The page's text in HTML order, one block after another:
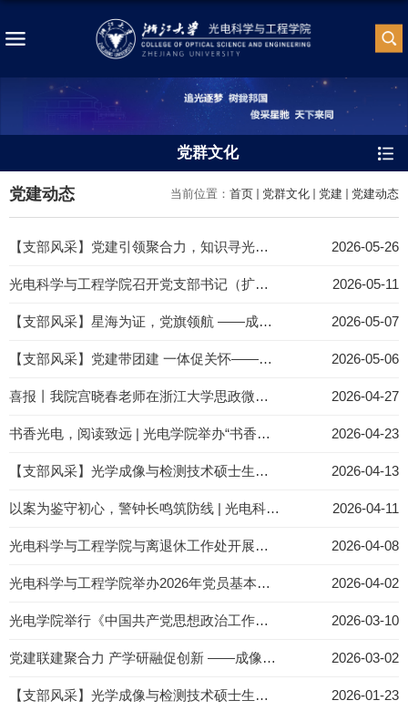
党群文化
当前位置： 首页 党群文化 党建 党建动态
党建动态
【支部风采】党建引领聚合力，知识寻光向未来——2026年国际光日主题活动圆满举行 2026-05-26
光电科学与工程学院召开党支部书记（扩大）会议 2026-05-11
【支部风采】星海为证，党旗领航 ——成像检测所与探月工程中心启动党建联建工作 2026-05-07
【支部风采】党建带团建 一体促关怀——微纳光子学所开展党团班一体化建设活动 2026-05-06
喜报丨我院宫晓春老师在浙江大学思政微课大赛中创佳绩 2026-04-27
书香光电，阅读致远 | 光电学院举办“书香光电”阅读文化节开幕式暨智慧书柜启用仪式 2026-04-23
【支部风采】光学成像与检测技术硕士生党支部开展“朋辈引航，职面未来”就业经验分享会 2026-04-13
以案为鉴守初心，警钟长鸣筑防线 | 光电科学与工程学院与离退休工作处赴浙江省法纪教育基地开展警示教育活动 2026-04-11
光电科学与工程学院与离退休工作处开展树立和践行正确政绩观学习教育联学联建读书班集体学习 2026-04-08
光电科学与工程学院举办2026年党员基本培训第一次集中大课 2026-04-02
光电学院举行《中国共产党思想政治工作条例》党委理论学习中心组（扩大）专题学习会 2026-03-10
党建联建聚合力 产学研融促创新 ——成像检测所党支部赴宁波永新开展深度合作交流 2026-03-02
【支部风采】光学成像与检测技术硕士生党支部开展“学习贯彻二十届四中全会精神，共迎新春贺岁”主题党日活动 2026-01-23